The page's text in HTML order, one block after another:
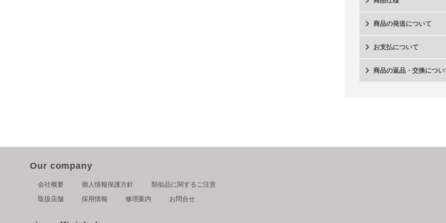
商品の発送について
お支払について
商品の返品・交換につい
Our company
会社概要 個人情報保護方針
類似品に関するご注意
取扱店舗
採用情報 修理案内 お問合せ